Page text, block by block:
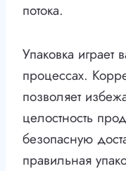
потока.
Упаковка играет
процессах.
позволяет
целостность
безопасную
правильная